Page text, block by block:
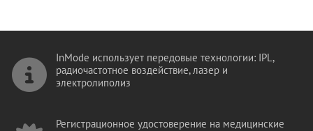
InMode использует передовые технологии: IPL,
радиочастотное воздействие, лазер и
электролиполиз
Регистрационное удостоверение на медицинские